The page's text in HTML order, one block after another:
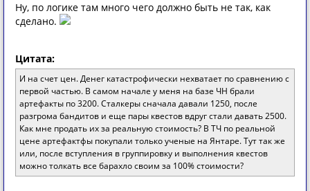
Ну, по логике там много чего должно быть не так, как
сделано.
Цитата:
И на счет цен. Денег катастрофически нехватает по сравнению с
первой частью. В самом начале у меня на базе ЧН брали
артефакты по 3200. Сталкеры сначала давали 1250, после
разгрома бандитов и еще пары квестов вдруг стали давать 2500.
Как мне продать их за реальную стоимость? В ТЧ по реальной
цене артефактфы покупали только ученые на Янтаре. Тут так же
или, после вступления в группировку и выполнения квестов
можно толкать все барахло своим за 100% стоимости?